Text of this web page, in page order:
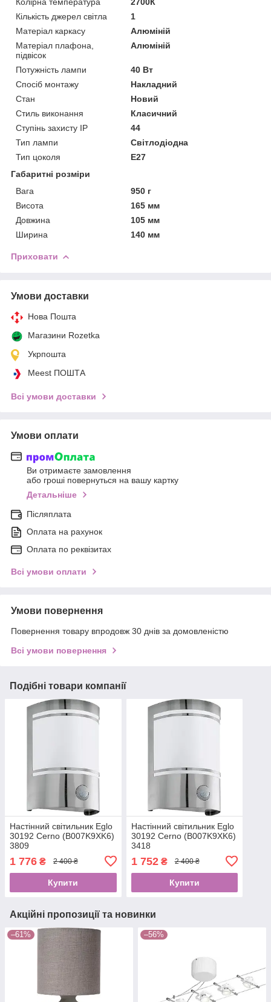
Кількість джерел світла
1
Матеріал каркасу
Алюміній
Матеріал плафона,
підвісок
Алюміній
Потужність лампи
40 Вт
Спосіб монтажу
Накладний
Стан
Новий
Стиль виконання
Класичний
Ступінь захисту IP
44
Тип лампи
Світлодіодна
Тип цоколя
E27
Габаритні розміри
Вага
950 г
Висота
165 мм
Довжина
105 мм
Ширина
140 мм
Приховати
Умови доставки
Нова Пошта
Магазини Rozetka
Укрпошта
Meest ПОШТА
Всі умови доставки
Умови оплати
Ви отримаєте замовлення
або гроші повернуться на вашу картку
Детальніше
Післяплата
Оплата на рахунок
Оплата по реквізитах
Всі умови оплати
Умови повернення
Повернення товару впродовж 30 днів за домовленістю
Всі умови повернення
Подібні товари компанії
Настінний світильник Eglo
30192 Cerno (B007K9XK6)
3809
1 776 ₴ 2 400 ₴
Купити
Настінний світильник Eglo
30192 Cerno (B007K9XK6)
3418
1 752₴ 2 400 ₴
Купити
Акційні пропозиції та новинки
–61% –56%